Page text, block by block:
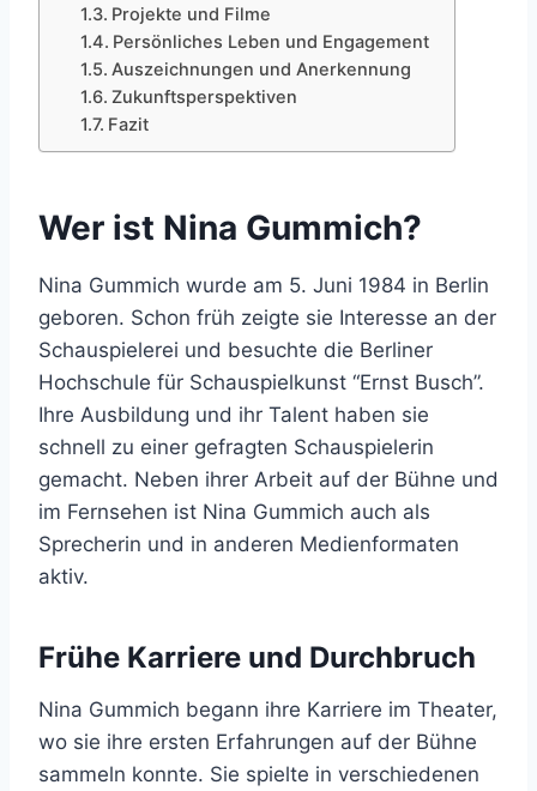
Projekte und Filme
Persönliches Leben und Engagement
Auszeichnungen und Anerkennung
Zukunftsperspektiven
Fazit
Wer ist Nina Gummich?
Nina Gummich wurde am 5. Juni 1984 in Berlin
geboren. Schon früh zeigte sie Interesse an der
Schauspielerei und besuchte die Berliner
Hochschule für Schauspielkunst “Ernst Busch”.
Ihre Ausbildung und ihr Talent haben sie
schnell zu einer gefragten Schauspielerin
gemacht. Neben ihrer Arbeit auf der Bühne und
im Fernsehen ist Nina Gummich auch als
Sprecherin und in anderen Medienformaten
aktiv.
Frühe Karriere und Durchbruch
Nina Gummich begann ihre Karriere im Theater,
wo sie ihre ersten Erfahrungen auf der Bühne
sammeln konnte. Sie spielte in verschiedenen